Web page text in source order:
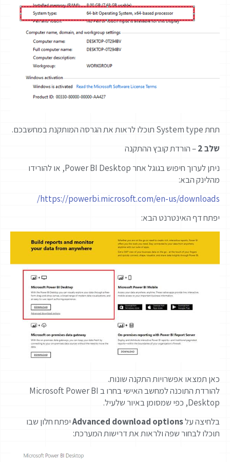
תחת System type תוכלו לראות את הגרסה המותקנת במחשבכם.
שלב 2 – הורדת קובץ ההתקנה
ניתן לערוך חיפוש בגוגל אחר Power BI Desktop, או להורידו
מהלינק הבא:
https://powerbi.microsoft.com/en-us/downloads/
יפתח דף האינטרנט הבא:
כאן תמצאו אפשרויות התקנה שונות.
להורדת התוכנה למחשב האישי בחרו ב Microsoft Power BI
Desktop, כפי שמסומן באיור שלעיל.
בלחיצה על
Advanceddownloadoptions
יפתח חלון שבו
תוכלו לבחור שפה ולראות את דרישות המערכת: